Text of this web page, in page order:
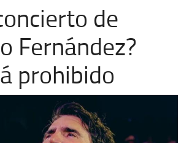
de
Fernández?
prohibido